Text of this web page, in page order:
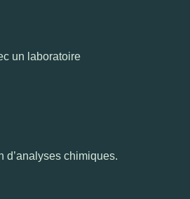
un laboratoire
d’analyses chimiques.